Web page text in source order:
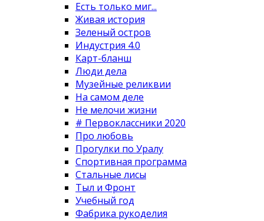
Есть только миг...
Живая история
Зеленый остров
Индустрия 4.0
Карт-бланш
Люди дела
Музейные реликвии
На самом деле
Не мелочи жизни
# Первоклассники 2020
Про любовь
Прогулки по Уралу
Спортивная программа
Стальные лисы
Тыл и Фронт
Учебный год
Фабрика рукоделия